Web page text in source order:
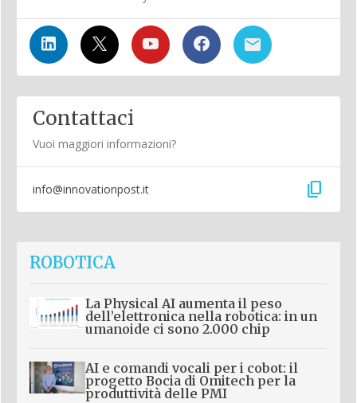
Contattaci
Vuoi maggiori informazioni?
info@innovationpost.it content_copy
ROBOTICA
La Physical AI aumenta il peso
dell’elettronica nella robotica: in un
umanoide ci sono 2.000 chip
AI e comandi vocali per i cobot: il
progetto Bocia di Omitech per la
produttività delle PMI